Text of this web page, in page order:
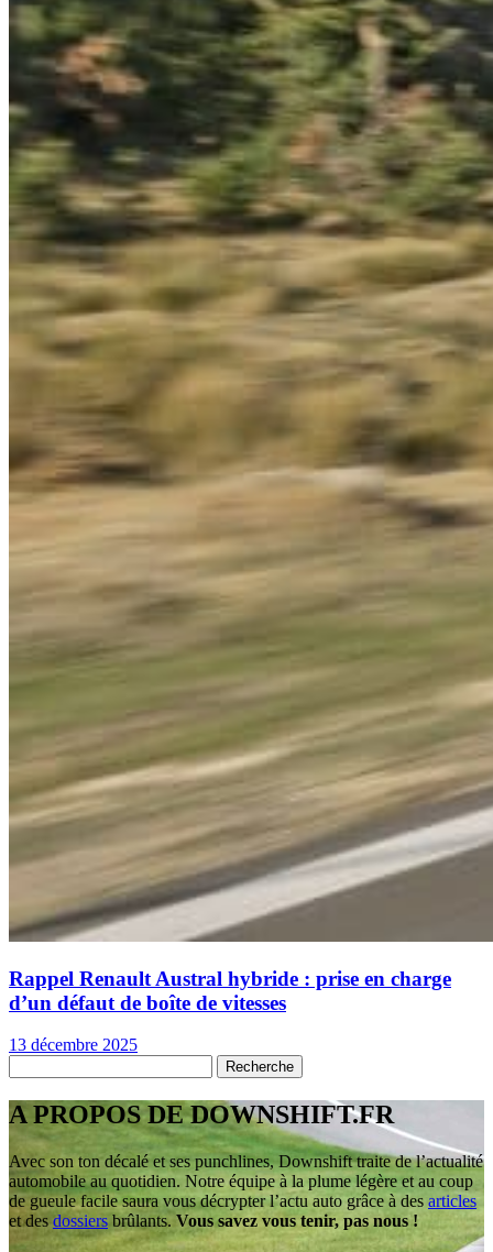
Rappel Renault Austral hybride : prise en charge
d’un défaut de boîte de vitesses
13 décembre 2025
A PROPOS DE DOWNSHIFT.FR
Avec son ton décalé et ses punchlines, Downshift traite de l’actualité
automobile au quotidien. Notre équipe à la plume légère et au coup
de gueule facile saura vous décrypter l’actu auto grâce à des articles
et des dossiers brûlants. Vous savez vous tenir, pas nous !